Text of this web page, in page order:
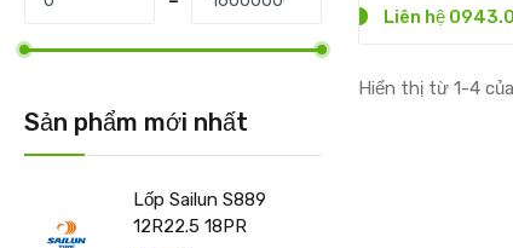
Sản phẩm mới nhất
Lốp Sailun S889
12R22.5 18PR
Liên hệ
Hiển thị từ 1-4